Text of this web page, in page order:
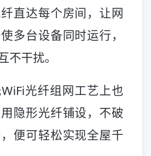
直达每个房间，让网
多台设备同时运行，
不干扰。
光纤组网工艺上也
隐形光纤铺设，不破
便可轻松实现全屋千